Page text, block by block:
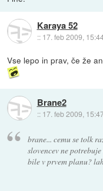
Karaya 52
:: 17. feb 2009,
Vse lepo in prav, če že
Brane2
:: 17. feb 2009,
brane... cemu se tolk
slovencev ne
bile v prvem planu?